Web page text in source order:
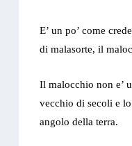
E’ un po’ come
di malasorte, il
Il malocchio non e’
vecchio di secoli e
angolo della terra.